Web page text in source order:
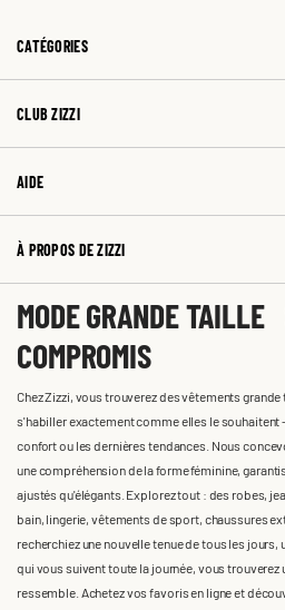
CATÉGORIES
CLUB ZIZZI
AIDE
À PROPOS DE ZIZZI
MODE GRANDE TAILLE
COMPROMIS
Chez Zizzi, vous trouverez des vêtements
s'habiller exactement comme elles le
confort ou les dernières tendances. Nous
une compréhension de la forme féminine,
ajustés qu'élégants. Explorez tout : des robes,
bain, lingerie, vêtements de sport, chaussures
recherchiez une nouvelle tenue de tous les
qui vous suivent toute la journée, vous trouverez
ressemble. Achetez vos favoris en ligne et